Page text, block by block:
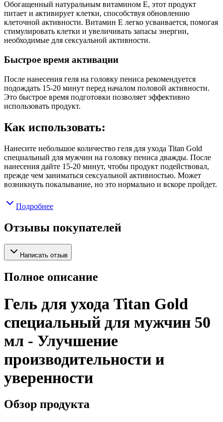
Обогащенный натуральным витамином E, этот продукт
питает и активирует клетки, способствуя обновлению
клеточной активности. Витамин E легко усваивается, помогая
стимулировать клетки и увеличивать запасы энергии,
необходимые для сексуальной активности.
Быстрое время активации
После нанесения геля на головку пениса рекомендуется
подождать 15-20 минут перед началом половой активности.
Это быстрое время подготовки позволяет эффективно
использовать продукт.
Как использовать:
Нанесите небольшое количество геля для ухода Titan Gold
специальный для мужчин на головку пениса дважды. После
нанесения дайте 15-20 минут, чтобы продукт подействовал,
прежде чем заниматься сексуальной активностью. Может
возникнуть покалывание, но это нормально и вскоре пройдет.
Подробнее
Отзывы покупателей
Написать отзыв
Полное описание
Гель для ухода Titan Gold
специальный для мужчин 50
мл - Улучшение
производительности и
уверенности
Обзор продукта